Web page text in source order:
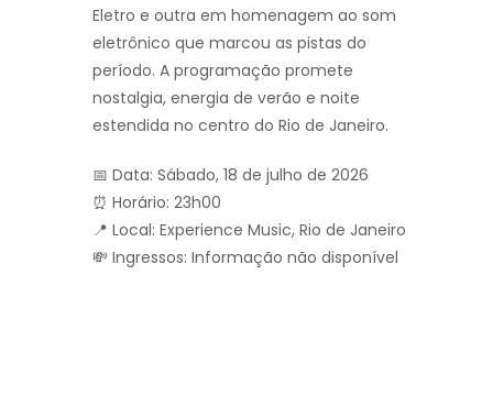
Eletro e outra em homenagem ao som
eletrônico que marcou as pistas do
período. A programação promete
nostalgia, energia de verão e noite
estendida no centro do Rio de Janeiro.
📅 Data: Sábado, 18 de julho de 2026
⏰ Horário: 23h00
📍 Local: Experience Music, Rio de Janeiro
💸 Ingressos: Informação não disponível